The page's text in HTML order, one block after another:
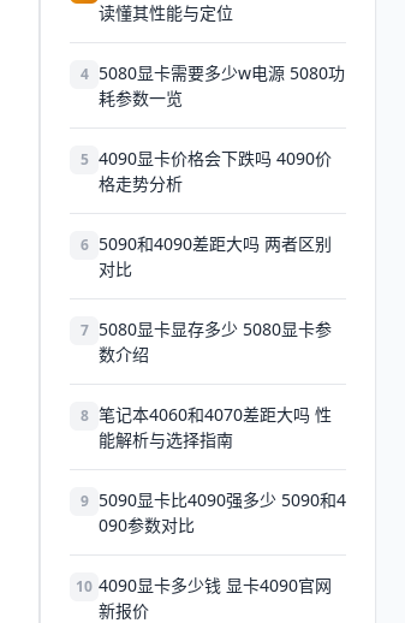
读懂其性能与定位
4 5080显卡需要多少w电源 5080功
耗参数一览
5 4090显卡价格会下跌吗 4090价
格走势分析
6 5090和4090差距大吗 两者区别
对比
7 5080显卡显存多少 5080显卡参
数介绍
8 笔记本4060和4070差距大吗 性
能解析与选择指南
9 5090显卡比4090强多少 5090和4
090参数对比
10 4090显卡多少钱 显卡4090官网
新报价